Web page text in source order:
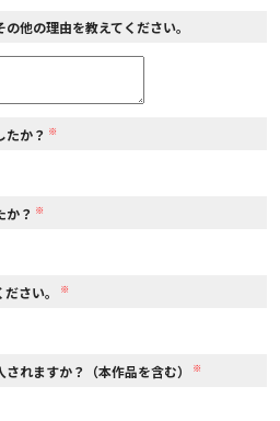
ミックパルフェ
閉じる
他の理由を教えてください。
たか？ ※
か？ ※
さい。 ※
れますか？（本作品を含む） ※